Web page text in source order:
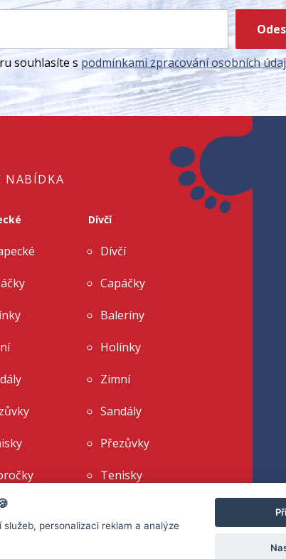
personalizaci reklam a analýze
souhlasíte s podmínkami zpracování osobních
NABÍDKA
celoročky
Dívčí
Dívčí
Capáčky
Baleríny
Holínky
Zimní
Sandály
Přezůvky
Tenisky